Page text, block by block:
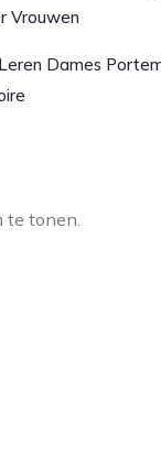
Vrouwen
Dames
te tonen.